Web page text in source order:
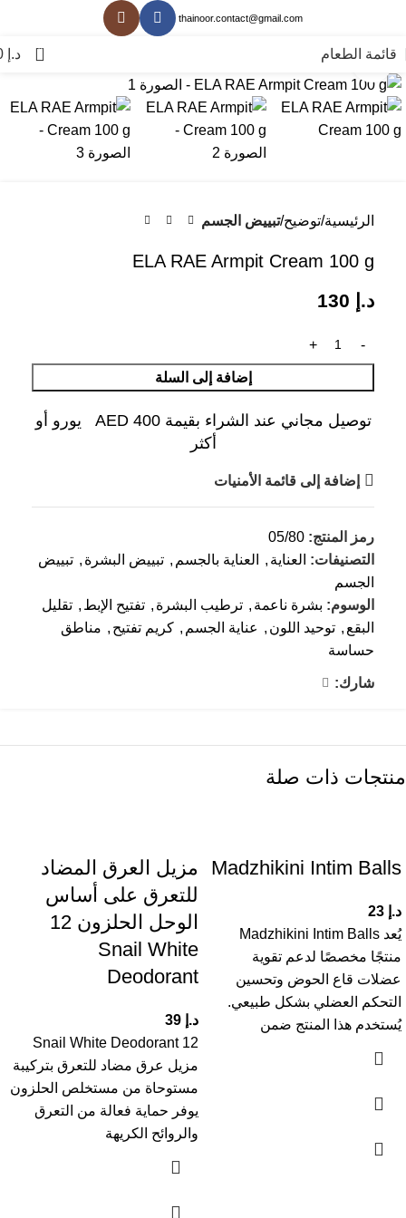
thainoor.contact@gmail.com
قائمة الطعام 0 د.إ
انقر للتكبير
الرئيسية توضيح تبييض الجسم
ELA RAE Armpit Cream 100 g
د.إ
إضافة إلى السلة
توصيل مجاني عند الشراء بقيمة AED 400 يورو أو
أكثر
إضافة إلى قائمة الأمنيات
رمز المنتج: 05/80
التصنيفات: العناية , العناية بالجسم , تبييض البشرة , تبييض
الجسم
الوسوم: بشرة ناعمة , ترطيب البشرة , تفتيح الإبط , تقليل
البقع , توحيد اللون , عناية الجسم , كريم تفتيح , مناطق
حساسة
شارك:
منتجات ذات صلة
Madzhikini Intim Balls
د.إ
يُعد Madzhikini Intim Balls
منتجًا مخصصًا لدعم تقوية
عضلات قاع الحوض وتحسين
التحكم العضلي بشكل طبيعي.
يُستخدم هذا المنتج ضمن
مزيل العرق المضاد
للتعرق على أساس
الوحل الحلزون 12
Snail White
Deodorant
د.إ
12 Snail White Deodorant
مزيل عرق مضاد للتعرق بتركيبة
مستوحاة من مستخلص الحلزون
يوفر حماية فعالة من التعرق
والروائح الكريهة